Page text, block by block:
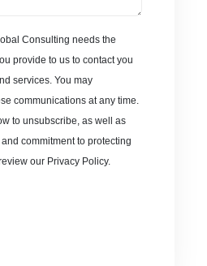
Consulting needs the
provide to us to contact you
services. You may
communications at any time.
to unsubscribe, as well as
commitment to protecting
our Privacy Policy.